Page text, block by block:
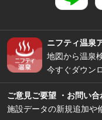
ニフティ温泉
地図から温泉
今すぐダウン
ご意見ご要望 ・お問い合
施設データの新規追加や